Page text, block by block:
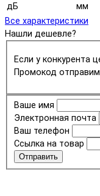
дБ
мм
Все характеристики
Нашли дешевле?
Если у конкурента
Промокод
Ваше имя
Электронная почта
Ваш телефон
Ссылка на товар
Отправить